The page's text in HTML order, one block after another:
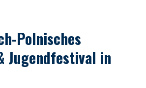
Polnisches
Jugendfestival in